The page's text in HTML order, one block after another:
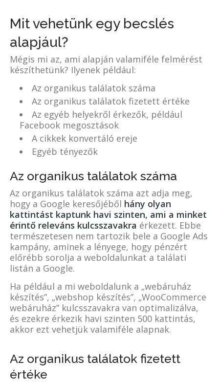
Mit vehetünk egy becslés
alapjául?
Mégis mi az, ami alapján valamiféle felmérést
készíthetünk? Ilyenek például:
Az organikus találatok száma
Az organikus találatok fizetett értéke
Az egyéb helyekről érkezők, például
Facebook megosztások
A cikkek konvertáló ereje
Egyéb tényezők
Az organikus találatok száma
Az organikus találatok száma azt adja meg,
hogy a Google keresőjéből hány olyan
kattintást kaptunk havi szinten, ami a minket
érintő releváns kulcsszavakra érkezett. Ebbe
természetesen nem tartozik bele a Google Ads
kampány, aminek a lényege, hogy pénzért
előrébb sorolja a weboldalunkat a találati
listán a Google.
Ha például a mi weboldalunk a „webáruház
készítés”, „webshop készítés”, „WooCommerce
webáruház” kulcsszavakra van optimalizálva,
és ezekre érkezik havi szinten 500 kattintás,
akkor ezt vehetjük valamiféle alapnak.
Az organikus találatok fizetett
értéke